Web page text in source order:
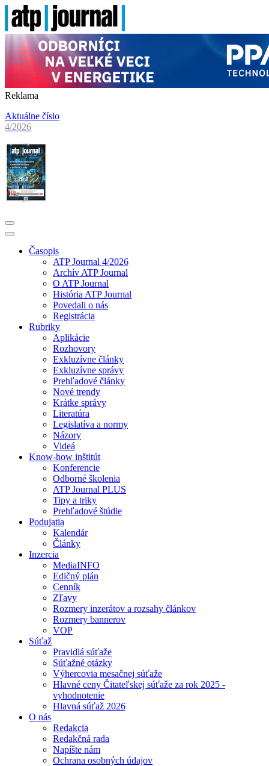
Reklama
Aktuálne číslo
4/2026
Časopis
ATP Journal 4/2026
Archív ATP Journal
O ATP Journal
História ATP Journal
Povedali o nás
Registrácia
Rubriky
Aplikácie
Rozhovory
Exkluzívne články
Exkluzívne správy
Prehľadové články
Nové trendy
Krátke správy
Literatúra
Legislatíva a normy
Názory
Videá
Know-how inštitút
Konferencie
Odborné školenia
ATP Journal PLUS
Tipy a triky
Prehľadové štúdie
Podujatia
Kalendár
Články
Inzercia
MediaINFO
Edičný plán
Cenník
Zľavy
Rozmery inzerátov a rozsahy článkov
Rozmery bannerov
VOP
Súťaž
Pravidlá súťaže
Súťažné otázky
Výhercovia mesačnej súťaže
Hlavné ceny Čitateľskej súťaže za rok 2025 -
vyhodnotenie
Hlavná súťaž 2026
O nás
Redakcia
Redakčná rada
Napíšte nám
Ochrana osobných údajov